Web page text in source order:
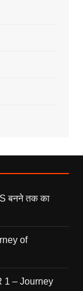
बनने तक का
of
1 – Journey